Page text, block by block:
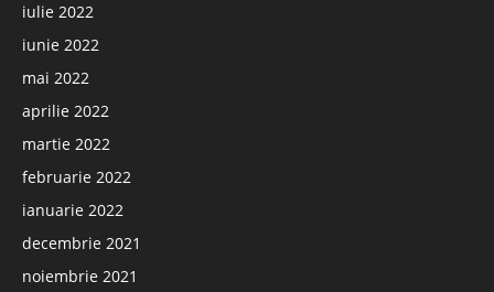
iulie 2022
iunie 2022
mai 2022
aprilie 2022
martie 2022
februarie 2022
ianuarie 2022
decembrie 2021
noiembrie 2021